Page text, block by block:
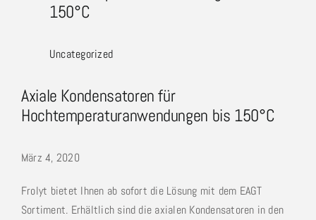
150°C
Uncategorized
Axiale Kondensatoren für
Hochtemperaturanwendungen bis 150°C
März 4, 2020
Frolyt bietet Ihnen ab sofort die Lösung mit dem EAGT
Sortiment. Erhältlich sind die axialen Kondensatoren in den